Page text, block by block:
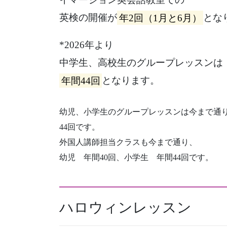
英検の開催が年2回（1月と6月） とな
*2026年より
中学生、高校生のグループレッスンは
年間44回 となります。
幼児、小学生のグループレッスンは今まで通
44回です。
外国人講師担当クラスも今まで通り、
幼児 年間40回、小学生 年間44回です。
ハロウィンレッスン